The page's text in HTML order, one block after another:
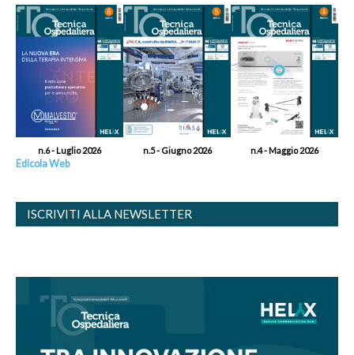
n.6 - Luglio 2026 n.5 - Giugno 2026 n.4 - Maggio 2026
Edicola Web
ISCRIVITI ALLA NEWSLETTER